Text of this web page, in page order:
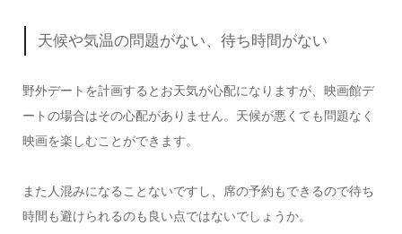
天候や気温の問題がない、待ち時間がない
野外デートを計画するとお天気が心配になりますが、映画館デ
ートの場合はその心配がありません。天候が悪くても問題なく
映画を楽しむことができます。
また人混みになることないですし、席の予約もできるので待ち
時間も避けられるのも良い点ではないでしょうか。